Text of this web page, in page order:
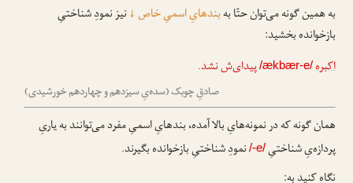
به همین گونه می‌توان حتّا بهبندهایِ اسمیِ خاص↓نیز نمودِ شناختیِ
بازخوانده بخشید:
اکبره /ækbær-e/پیدای‌ش نشد.
صادقِ چوبک (سده‌یِ سیزدهم و چهاردهم خورشیدی)
همان گونه که در نمونه‌هایِ بالا آمده، بندهایِ اسمیِ مفرد می‌توانند به یاریِ
پردازه‌یِ شناختیِ/-e/نمودِ شناختیِ بازخوانده بگیرند.